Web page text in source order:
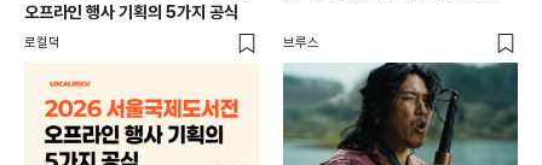
오프라인 행사 기획의 5가지 공식
로컬덕 브루스